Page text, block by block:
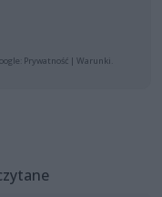
Prywatność | Warunki